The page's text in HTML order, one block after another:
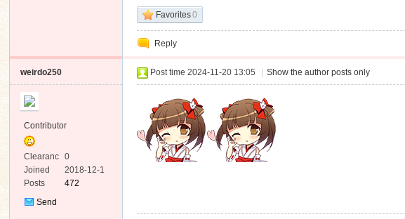
Favorites0
Reply
weirdo250
Contributor
Clearanc
e
0
Joined
2018-12-1
Posts
472
Send
Post time 2024-11-20 13:05 Show the author posts only